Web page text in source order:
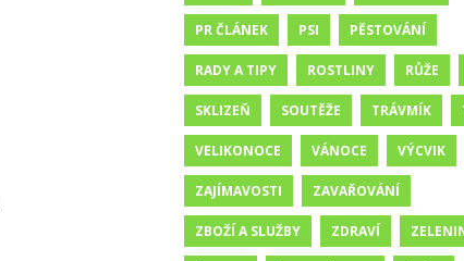
PR ČLÁNEK PSI PĚSTOVÁNÍ
RADY A TIPY ROSTLINY RŮŽE
SKLIZEŇ SOUTĚŽE TRÁVMÍK
VELIKONOCE VÁNOCE VÝCVIK
ZAJÍMAVOSTI ZAVAŘOVÁNÍ
ZBOŽÍ A SLUŽBY ZDRAVÍ